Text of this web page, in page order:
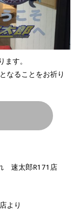
す。
なることをお祈り
速太郎R171店
より